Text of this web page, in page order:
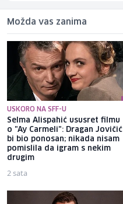
Možda vas zanima
USKORO NA SFF-U
Selma Alispahić ususret filmu
o "Ay Carmeli": Dragan Jovičić
bi bio ponosan; nikada nisam
pomislila da igram s nekim
drugim
2 sata